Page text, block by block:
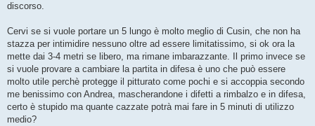
discorso.
Cervi se si vuole portare un 5 lungo è molto meglio di Cusin, che non ha
stazza per intimidire nessuno oltre ad essere limitatissimo, si ok ora la
mette dai 3-4 metri se libero, ma rimane imbarazzante. Il primo invece se
si vuole provare a cambiare la partita in difesa è uno che può essere
molto utile perchè protegge il pitturato come pochi e si accoppia secondo
me benissimo con Andrea, mascherandone i difetti a rimbalzo e in difesa,
certo è stupido ma quante cazzate potrà mai fare in 5 minuti di utilizzo
medio?